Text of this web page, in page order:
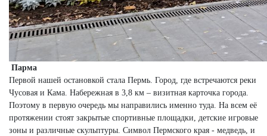
Парма
Первой нашей остановкой стала Пермь. Город, где встречаются реки
Чусовая и Кама. Набережная в 3,8 км – визитная карточка города.
Поэтому в первую очередь мы направились именно туда. На всем её
протяжении стоят закрытые спортивные площадки, детские игровые
зоны и различные скульптуры. Символ Пермского края - медведь, и